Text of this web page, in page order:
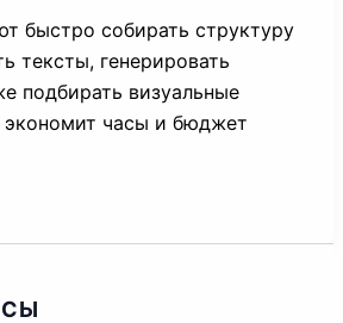
быстро собирать структуру
тексты, генерировать
подбирать визуальные
часы и бюджет